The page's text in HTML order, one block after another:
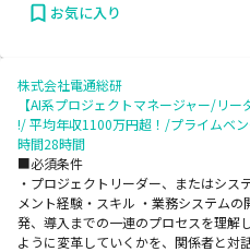
お気に入り
株式会社電通総研
【AI系プロジェクトマネージャー/リ
!/ 平均年収1100万円超！/プライムベ
時間28時間
■必須条件
・プロジェクトリーダー、またはシス
メント経験・スキル ・業務システム
発、導入までの一連のプロセスを理解
ように変革していくかを、関係者と対